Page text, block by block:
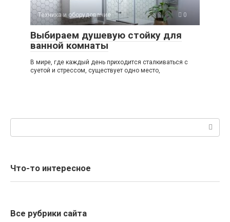
Техника и оборудование 0
Выбираем душевую стойку для
ванной комнаты
В мире, где каждый день приходится сталкиваться с
суетой и стрессом, существует одно место,
Что-то интересное
Все рубрики сайта